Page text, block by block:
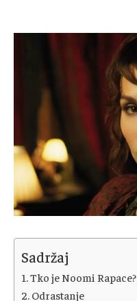
Sadržaj
Tko je Noomi Rapace?
Odrastanje